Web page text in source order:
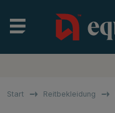
Start Reitbekleidung